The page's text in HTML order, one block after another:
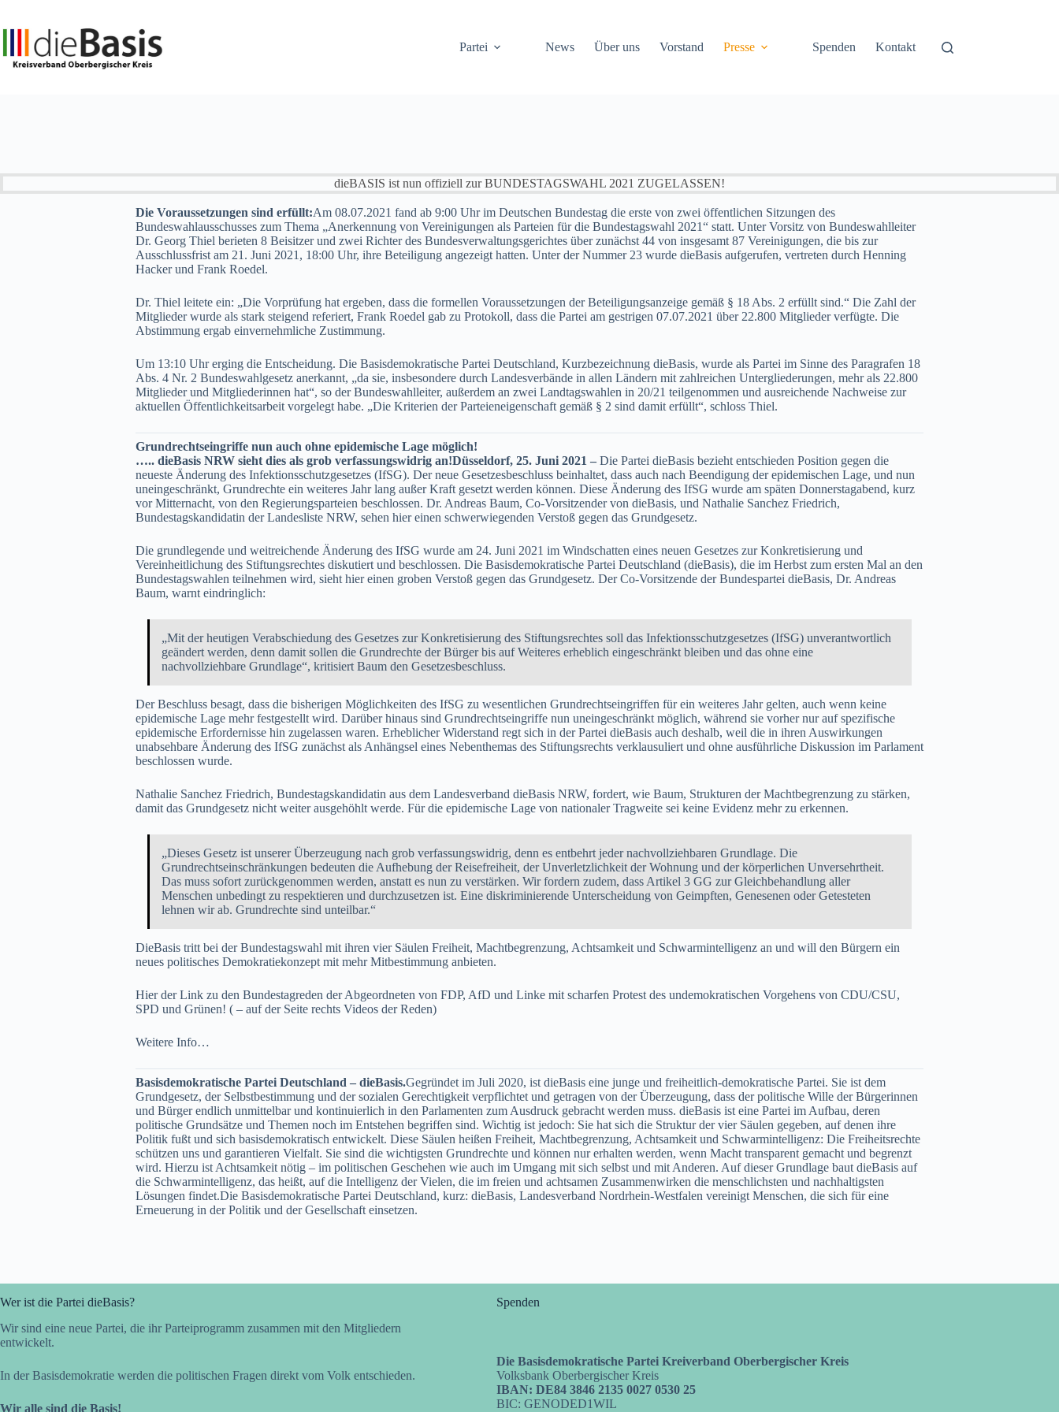
springen
Partei
News Über uns Vorstand Presse Spenden Kontakt
dieBASIS ist nun offiziell zur BUNDESTAGSWAHL 2021 ZUGELASSEN!
Die Voraussetzungen sind erfüllt:Am 08.07.2021 fand ab 9:00 Uhr im Deutschen Bundestag die erste von zwei öffentlichen Sitzungen des
Bundeswahlausschusses zum Thema „Anerkennung von Vereinigungen als Parteien für die Bundestagswahl 2021“ statt. Unter Vorsitz von Bundeswahlleiter
Dr. Georg Thiel berieten 8 Beisitzer und zwei Richter des Bundesverwaltungsgerichtes über zunächst 44 von insgesamt 87 Vereinigungen, die bis zur
Ausschlussfrist am 21. Juni 2021, 18:00 Uhr, ihre Beteiligung angezeigt hatten. Unter der Nummer 23 wurde dieBasis aufgerufen, vertreten durch Henning
Hacker und Frank Roedel.
Dr. Thiel leitete ein: „Die Vorprüfung hat ergeben, dass die formellen Voraussetzungen der Beteiligungsanzeige gemäß § 18 Abs. 2 erfüllt sind.“ Die Zahl der
Mitglieder wurde als stark steigend referiert, Frank Roedel gab zu Protokoll, dass die Partei am gestrigen 07.07.2021 über 22.800 Mitglieder verfügte. Die
Abstimmung ergab einvernehmliche Zustimmung.
Um 13:10 Uhr erging die Entscheidung. Die Basisdemokratische Partei Deutschland, Kurzbezeichnung dieBasis, wurde als Partei im Sinne des Paragrafen 18
Abs. 4 Nr. 2 Bundeswahlgesetz anerkannt, „da sie, insbesondere durch Landesverbände in allen Ländern mit zahlreichen Untergliederungen, mehr als 22.800
Mitglieder und Mitgliederinnen hat“, so der Bundeswahlleiter, außerdem an zwei Landtagswahlen in 20/21 teilgenommen und ausreichende Nachweise zur
aktuellen Öffentlichkeitsarbeit vorgelegt habe. „Die Kriterien der Parteieneigenschaft gemäß § 2 sind damit erfüllt“, schloss Thiel.
Grundrechtseingriffe nun auch ohne epidemische Lage möglich!
….. dieBasis NRW sieht dies als grob verfassungswidrig an!Düsseldorf, 25. Juni 2021 – Die Partei dieBasis bezieht entschieden Position gegen die
neueste Änderung des Infektionsschutzgesetzes (IfSG). Der neue Gesetzesbeschluss beinhaltet, dass auch nach Beendigung der epidemischen Lage, und nun
uneingeschränkt, Grundrechte ein weiteres Jahr lang außer Kraft gesetzt werden können. Diese Änderung des IfSG wurde am späten Donnerstagabend, kurz
vor Mitternacht, von den Regierungsparteien beschlossen. Dr. Andreas Baum, Co-Vorsitzender von dieBasis, und Nathalie Sanchez Friedrich,
Bundestagskandidatin der Landesliste NRW, sehen hier einen schwerwiegenden Verstoß gegen das Grundgesetz.
Die grundlegende und weitreichende Änderung des IfSG wurde am 24. Juni 2021 im Windschatten eines neuen Gesetzes zur Konkretisierung und
Vereinheitlichung des Stiftungsrechtes diskutiert und beschlossen. Die Basisdemokratische Partei Deutschland (dieBasis), die im Herbst zum ersten Mal an den
Bundestagswahlen teilnehmen wird, sieht hier einen groben Verstoß gegen das Grundgesetz. Der Co-Vorsitzende der Bundespartei dieBasis, Dr. Andreas
Baum, warnt eindringlich:
„Mit der heutigen Verabschiedung des Gesetzes zur Konkretisierung des Stiftungsrechtes soll das Infektionsschutzgesetzes (IfSG) unverantwortlich
geändert werden, denn damit sollen die Grundrechte der Bürger bis auf Weiteres erheblich eingeschränkt bleiben und das ohne eine
nachvollziehbare Grundlage“, kritisiert Baum den Gesetzesbeschluss.
Der Beschluss besagt, dass die bisherigen Möglichkeiten des IfSG zu wesentlichen Grundrechtseingriffen für ein weiteres Jahr gelten, auch wenn keine
epidemische Lage mehr festgestellt wird. Darüber hinaus sind Grundrechtseingriffe nun uneingeschränkt möglich, während sie vorher nur auf spezifische
epidemische Erfordernisse hin zugelassen waren. Erheblicher Widerstand regt sich in der Partei dieBasis auch deshalb, weil die in ihren Auswirkungen
unabsehbare Änderung des IfSG zunächst als Anhängsel eines Nebenthemas des Stiftungsrechts verklausuliert und ohne ausführliche Diskussion im Parlament
beschlossen wurde.
Nathalie Sanchez Friedrich, Bundestagskandidatin aus dem Landesverband dieBasis NRW, fordert, wie Baum, Strukturen der Machtbegrenzung zu stärken,
damit das Grundgesetz nicht weiter ausgehöhlt werde. Für die epidemische Lage von nationaler Tragweite sei keine Evidenz mehr zu erkennen.
„Dieses Gesetz ist unserer Überzeugung nach grob verfassungswidrig, denn es entbehrt jeder nachvollziehbaren Grundlage. Die
Grundrechtseinschränkungen bedeuten die Aufhebung der Reisefreiheit, der Unverletzlichkeit der Wohnung und der körperlichen Unversehrtheit.
Das muss sofort zurückgenommen werden, anstatt es nun zu verstärken. Wir fordern zudem, dass Artikel 3 GG zur Gleichbehandlung aller
Menschen unbedingt zu respektieren und durchzusetzen ist. Eine diskriminierende Unterscheidung von Geimpften, Genesenen oder Getesteten
lehnen wir ab. Grundrechte sind unteilbar.“
DieBasis tritt bei der Bundestagswahl mit ihren vier Säulen Freiheit, Machtbegrenzung, Achtsamkeit und Schwarmintelligenz an und will den Bürgern ein
neues politisches Demokratiekonzept mit mehr Mitbestimmung anbieten.
Hier der Link zu den Bundestagreden der Abgeordneten von FDP, AfD und Linke mit scharfen Protest des undemokratischen Vorgehens von CDU/CSU,
SPD und Grünen! ( – auf der Seite rechts Videos der Reden)
Weitere Info…
Basisdemokratische Partei Deutschland – dieBasis.Gegründet im Juli 2020, ist dieBasis eine junge und freiheitlich-demokratische Partei. Sie ist dem
Grundgesetz, der Selbstbestimmung und der sozialen Gerechtigkeit verpflichtet und getragen von der Überzeugung, dass der politische Wille der Bürgerinnen
und Bürger endlich unmittelbar und kontinuierlich in den Parlamenten zum Ausdruck gebracht werden muss. dieBasis ist eine Partei im Aufbau, deren
politische Grundsätze und Themen noch im Entstehen begriffen sind. Wichtig ist jedoch: Sie hat sich die Struktur der vier Säulen gegeben, auf denen ihre
Politik fußt und sich basisdemokratisch entwickelt. Diese Säulen heißen Freiheit, Machtbegrenzung, Achtsamkeit und Schwarmintelligenz: Die Freiheitsrechte
schützen uns und garantieren Vielfalt. Sie sind die wichtigsten Grundrechte und können nur erhalten werden, wenn Macht transparent gemacht und begrenzt
wird. Hierzu ist Achtsamkeit nötig – im politischen Geschehen wie auch im Umgang mit sich selbst und mit Anderen. Auf dieser Grundlage baut dieBasis auf
die Schwarmintelligenz, das heißt, auf die Intelligenz der Vielen, die im freien und achtsamen Zusammenwirken die menschlichsten und nachhaltigsten
Lösungen findet.Die Basisdemokratische Partei Deutschland, kurz: dieBasis, Landesverband Nordrhein-Westfalen vereinigt Menschen, die sich für eine
Erneuerung in der Politik und der Gesellschaft einsetzen.
Wer ist die Partei dieBasis?
Wir sind eine neue Partei, die ihr Parteiprogramm zusammen mit den Mitgliedern
entwickelt.
In der Basisdemokratie werden die politischen Fragen direkt vom Volk entschieden.
Wir alle sind die Basis!
Spenden
Die Basisdemokratische Partei Kreiverband Oberbergischer Kreis
Volksbank Oberbergischer Kreis
IBAN: DE84 3846 2135 0027 0530 25
BIC: GENODED1WIL